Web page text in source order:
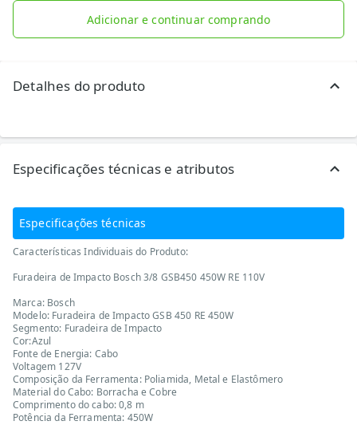
Adicionar e continuar comprando
Detalhes do produto
Especificações técnicas e atributos
Especificações técnicas
Características Individuais do Produto:
Furadeira de Impacto Bosch 3/8 GSB450 450W RE 110V
Marca: Bosch
Modelo: Furadeira de Impacto GSB 450 RE 450W
Segmento: Furadeira de Impacto
Cor:Azul
Fonte de Energia: Cabo
Voltagem 127V
Composição da Ferramenta: Poliamida, Metal e Elastômero
Material do Cabo: Borracha e Cobre
Comprimento do cabo: 0,8 m
Potência da Ferramenta: 450W